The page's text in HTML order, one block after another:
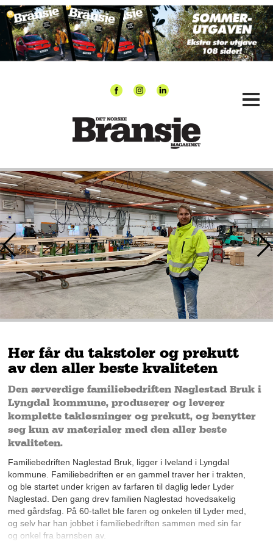
Her får du takstoler og prekutt
av den aller beste kvaliteten
Den ærverdige familiebedriften Naglestad Bruk i
Lyngdal kommune, produserer og leverer
komplette takløsninger og prekutt, og benytter
seg kun av materialer med den aller beste
kvaliteten.
Familiebedriften Naglestad Bruk, ligger i Iveland i Lyngdal
kommune. Familiebedriften er en gammel traver her i trakten,
og ble startet under krigen av farfaren til daglig leder Lyder
Naglestad. Den gang drev familien Naglestad hovedsakelig
med gårdsfag. På 60-tallet ble faren og onkelen til Lyder med,
og selv har han jobbet i familiebedriften sammen med sin far
og onkel fra barnsben av.